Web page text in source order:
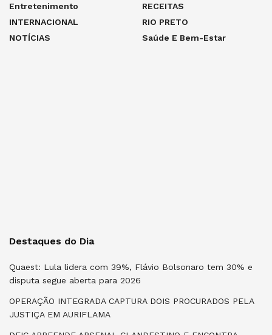
Entretenimento
INTERNACIONAL
NOTÍCIAS
RECEITAS
RIO PRETO
Saúde E Bem-Estar
Destaques do Dia
Quaest: Lula lidera com 39%, Flávio Bolsonaro tem 30% e
disputa segue aberta para 2026
OPERAÇÃO INTEGRADA CAPTURA DOIS PROCURADOS PELA
JUSTIÇA EM AURIFLAMA